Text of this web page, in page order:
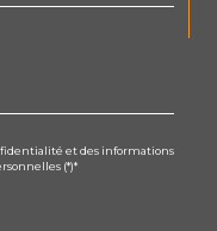
et des informations
(*)*